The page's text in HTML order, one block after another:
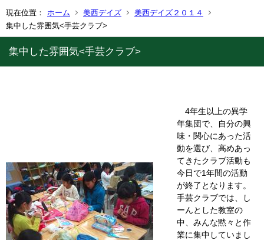
現在位置： ホーム 美西デイズ
美西デイズ２０１４
集中した雰囲気<手芸クラブ>
集中した雰囲気<手芸クラブ>
4年生以上の異学
年集団で、自分の興
味・関心にあった活
動を選び、高めあっ
てきたクラブ活動も
今日で1年間の活動
が終了となります。
手芸クラブでは、し
ーんとした教室の
中、みんな黙々と作
業に集中していまし